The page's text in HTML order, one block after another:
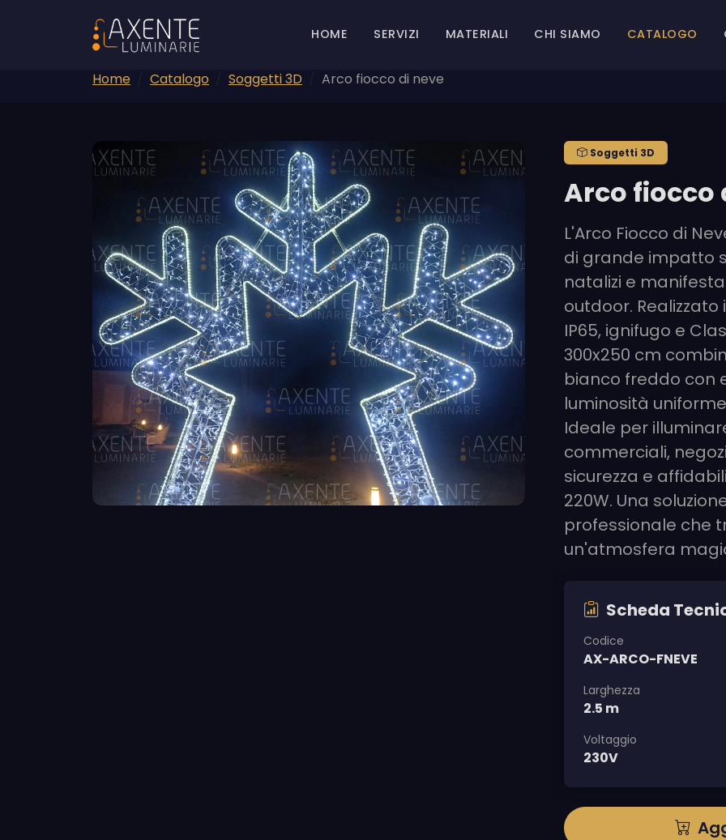
HOME SERVIZI MATERIALI CHI SIAMO CATALOGO
Home Catalogo Soggetti 3D Arco fiocco di neve
Soggetti 3D
Arco fiocco
L'Arco Fiocco di
di grande impatto
natalizi e
outdoor.
IP65, ignifugo e
300x250 cm
bianco freddo con
luminosità
Ideale per
commerciali,
sicurezza e
220W. Una
professionale che
un'atmosfera
Scheda
Codice
AX-ARCO-FNEVE
Larghezza
2.5 m
Voltaggio
230V